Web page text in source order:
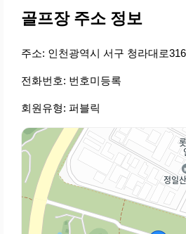
골프장 주소 정보
주소: 인천광역시 서구 청라대로
전화번호: 번호미등록
회원유형: 퍼블릭